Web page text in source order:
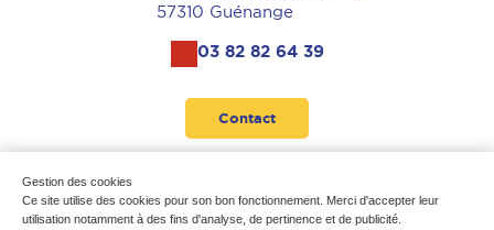
Gestion des cookies
Ce site utilise des cookies pour son bon fonctionnement. Merci d'accepter leur
utilisation notamment à des fins d'analyse, de pertinence et de publicité.
57310 Guénange
03 82 82 64 39
Contact